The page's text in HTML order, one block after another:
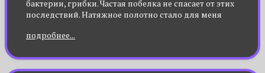
бактерии, грибки. Частая побелка не спасает от этих
последствий. Натяжное полотно стало для меня
нелицеприятные места на потолке, так еще и
блестящая поверхность (выбрала глянцевую
пленку) добавила объема маленькому помещению
подробнее...